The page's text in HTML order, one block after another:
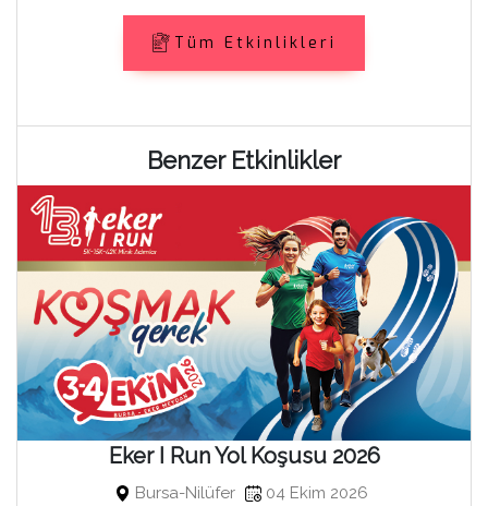
Tüm Etkinlikleri
Benzer Etkinlikler
Eker I Run Yol Koşusu 2026
Bursa-Nilüfer 04 Ekim 2026